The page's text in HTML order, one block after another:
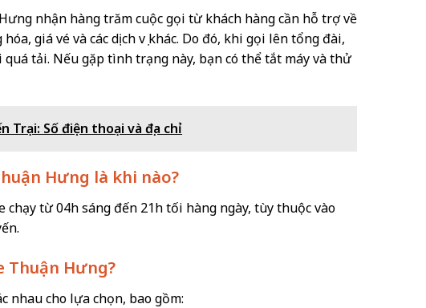
nhận hàng trăm cuộc gọi từ khách hàng cần hỗ trợ về
giá vé và các dịch vụ khác. Do đó, khi gọi lên tổng đài,
tải. Nếu gặp tình trạng này, bạn có thể tắt máy và thử
Trại: Số điện thoại và địa chỉ
Hưng là khi nào?
chạy từ 04h sáng đến 21h tối hàng ngày, tùy thuộc vào
Thuận Hưng?
nhau cho lựa chọn, bao gồm: